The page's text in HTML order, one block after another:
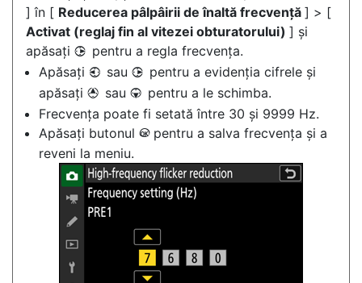
] în [ Reducerea pâlpâirii de înaltă frecvență ] > [
Activat (reglaj fin al vitezei obturatorului) ] și
apăsați 2 pentru a regla frecvența.
Apăsați 4 sau 2 pentru a evidenția cifrele și
apăsați 1 sau 3 pentru a le schimba.
Frecvența poate fi setată între 30 și 9999 Hz.
Apăsați butonul J pentru a salva frecvența și a
reveni la meniu.